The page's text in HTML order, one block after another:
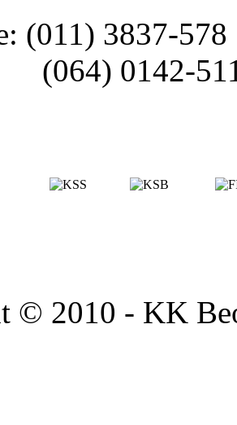
3837-578
0142-
© 2010 - KK